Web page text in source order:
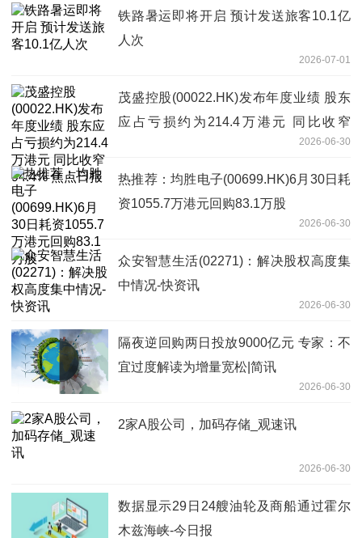
铁路暑运即将开启 预计发送旅客10.1亿
人次
2026-07-01
茂盛控股(00022.HK)发布年度业绩 股东
应占亏损约为214.4万港元 同比收窄
2026-06-30
热推荐：均胜电子(00699.HK)6月30日耗
资1055.7万港元回购83.1万股
2026-06-30
众安智慧生活(02271)：解决股权高度集
中情况-快资讯
2026-06-30
隔夜逆回购两日投放9000亿元 专家：不
宜过度解读为增量宽松|简讯
2026-06-30
2家A股公司，加码存储_观速讯
2026-06-30
数据显示29日24艘油轮及商船通过霍尔
木兹海峡-今日报